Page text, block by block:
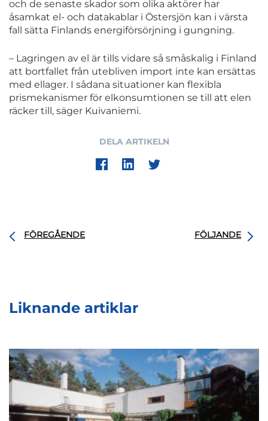
och de senaste skador som olika aktörer har
åsamkat el- och datakablar i Östersjön kan i värsta
fall sätta Finlands energiförsörjning i gungning.
– Lagringen av el är tills vidare så småskalig i Finland
att bortfallet från utebliven import inte kan ersättas
med ellager. I sådana situationer kan flexibla
prismekanismer för elkonsumtionen se till att elen
räcker till, säger Kuivaniemi.
DELA ARTIKELN
FÖREGÅENDE FÖLJANDE
Liknande artiklar